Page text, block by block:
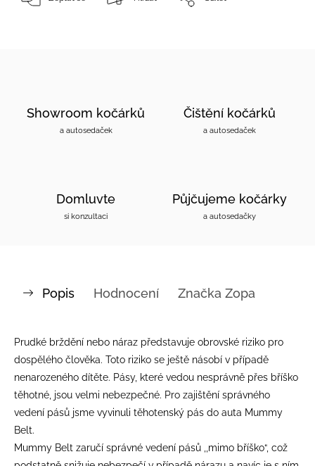
Showroom kočárků
a autosedaček
Čištění kočárků
a autosedaček
Domluvte
si konzultaci
Půjčujeme kočárky
a autosedačky
Popis Hodnocení Značka Zopa
Prudké brždění nebo náraz představuje obrovské riziko pro
dospělého člověka. Toto riziko se ještě násobí v případě
nenarozeného dítěte. Pásy, které vedou nesprávně přes bříško
těhotné, jsou velmi nebezpečné. Pro zajištění správného
vedení pásů jsme vyvinuli těhotenský pás do auta Mummy
Belt.
Mummy Belt zaručí správné vedení pásů ,,mimo bříško“, což